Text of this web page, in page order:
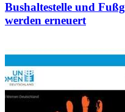
Bushaltestelle und
werden erneuert